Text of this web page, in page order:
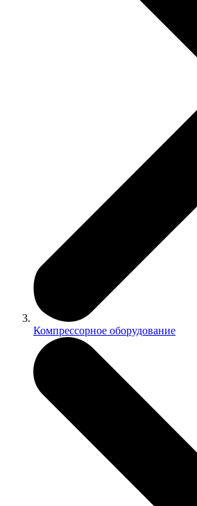
Компрессорное оборудование